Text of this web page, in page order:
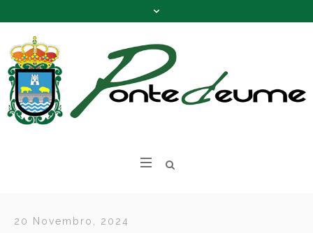
20 Novembro, 2024